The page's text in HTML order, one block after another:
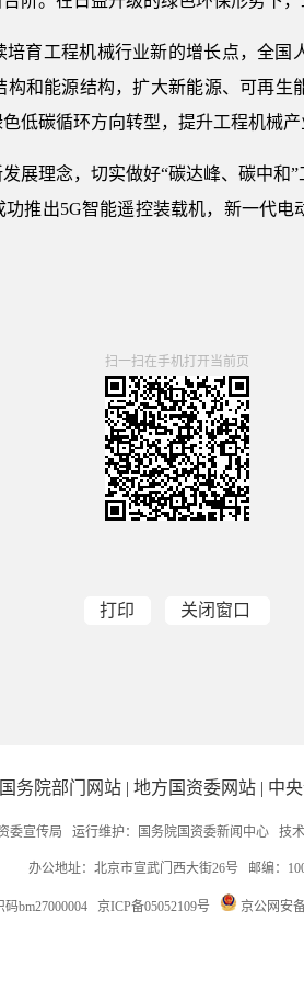
育工程机械行业新的增长点，全国
和能源结构，扩大新能源、可再
低碳循环方向转型，提升工程机械产
展理念，切实做好“碳达峰、碳中和
推出5G智能遥控装载机，新一代
扫一扫在手机打开当前页
打印 关闭窗口